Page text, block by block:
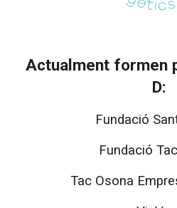
Actualment formen
D:
Fundació
Fundació
Tac Osona